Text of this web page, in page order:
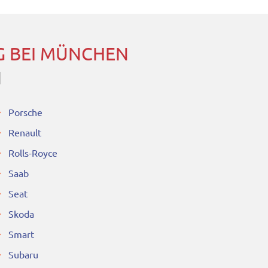
BEI MÜNCHEN
Porsche
Renault
Rolls-Royce
Saab
Seat
Skoda
Smart
Subaru